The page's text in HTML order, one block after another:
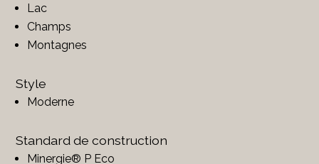
Lac
Champs
Montagnes
Style
Moderne
Standard de construction
Minergie® P Eco